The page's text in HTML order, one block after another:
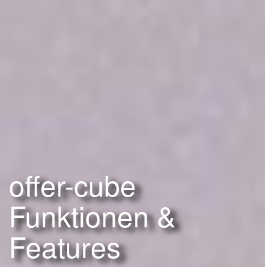
offer-cube
Funktionen &
Features